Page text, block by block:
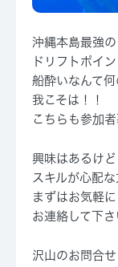
沖縄本島最強の
ドリフトポイン
船酔いなんて何
我こそは！！
こちらも参加
興味はあるけど
スキルが心配な
まずはお気軽に
お連絡して下さ
沢山のお問合せ